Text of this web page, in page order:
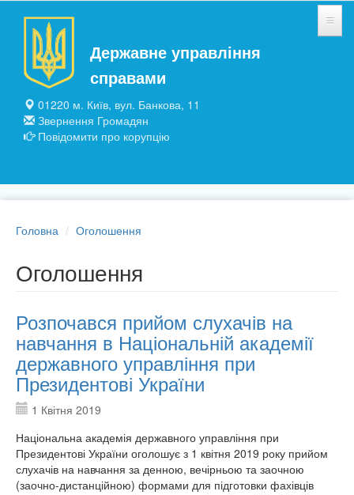
Державне управління
справами
01220 м. Київ, вул. Банкова, 11
Звернення Громадян
Повідомити про корупцію
НОВИНИ
ПІДПРИЄМСТВА ТА УСТАНОВИ
Головна Оголошення
Оголошення
Розпочався прийом слухачів на
навчання в Національній академії
державного управління при
Президентові України
1 Квітня 2019
Національна академія державного управління при
Президентові України оголошує з 1 квітня 2019 року прийом
слухачів на навчання за денною, вечірньою та заочною
(заочно-дистанційною) формами для підготовки фахівців